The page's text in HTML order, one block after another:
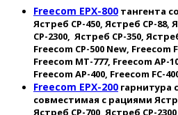
связь до 40 часов.
Рация Freecom CP-
портативная рация,
своими
Freecom EPX-800 тангента
Ястреб СР-450, Ястреб СР-88,
СР-2300, Ястреб СР-350,
Freecom CP-500 New, Freecom
Freecom MT-777, Freecom AP-
Freecom AP-400, Freecom FC-
Freecom EPX-200 гарнитура
совместимая с рациями
Ястреб СР-700, Ястреб СР-